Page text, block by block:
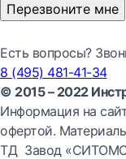
Перезвоните мне
Есть вопросы?
8 (495) 481-41-34
© 2015 – 2022
Информация на
офертой.
ТД Завод